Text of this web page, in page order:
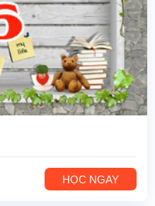
HỌC NGAY